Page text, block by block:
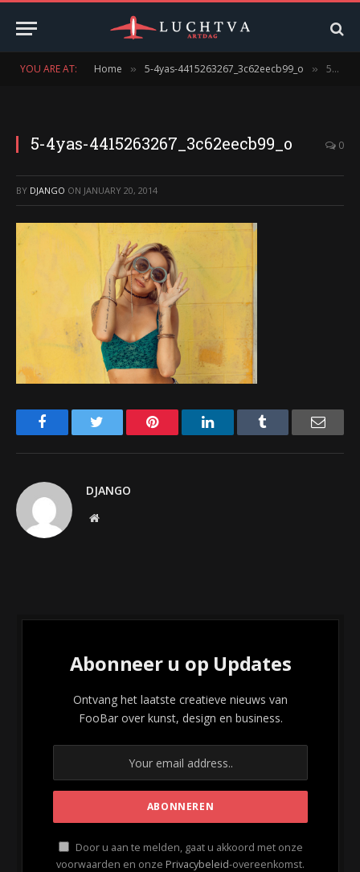
YOU ARE AT: Home » 5-4yas-4415263267_3c62eecb99_o » 5-4yas-4415263267_3c62eecb99_o
5-4yas-4415263267_3c62eecb99_o 0
BY DJANGO ON JANUARY 20, 2014
Facebook Pinterest LinkedIn Email
DJANGO
Website
Abonneer u op Updates
Ontvang het laatste creatieve nieuws van
FooBar over kunst, design en business.
Door u aan te melden, gaat u akkoord met onze
voorwaarden en onze Privacybeleid-overeenkomst.